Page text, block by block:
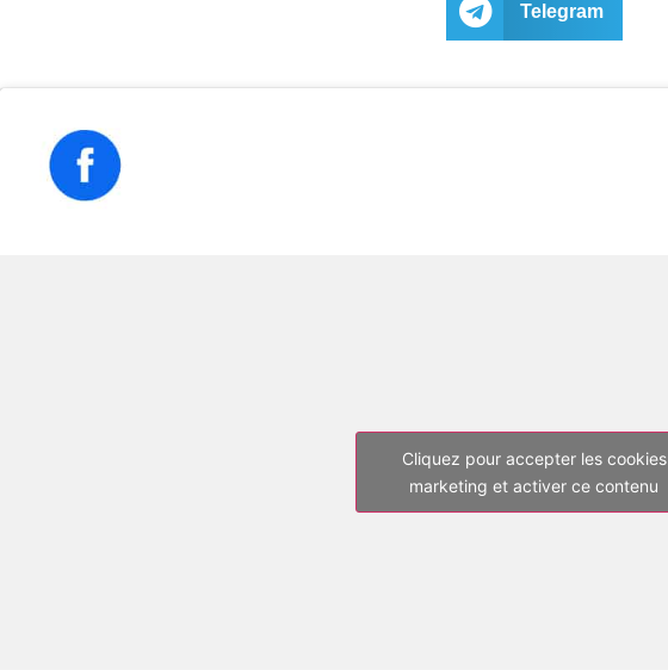
Telegram
Cliquez pour accepter les cookies
marketing et activer ce contenu